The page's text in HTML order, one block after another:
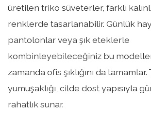
üretilen triko süveterler, farklı
renklerde tasarlanabilir. Günlük
pantolonlar veya şık eteklerle
kombinleyebileceğiniz bu
zamanda ofis şıklığını da tamamlar.
yumuşaklığı, cilde dost yapısıyla
rahatlık sunar.